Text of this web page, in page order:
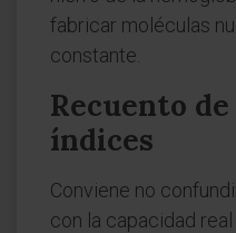
fabricar moléculas
constante.
Recuento
índices
Conviene no
con la capacidad